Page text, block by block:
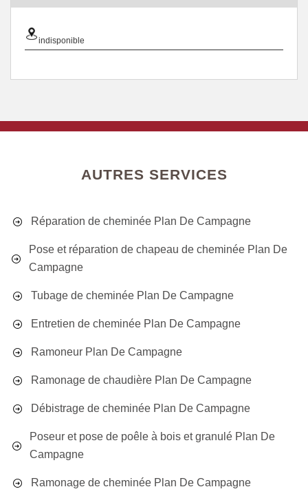
indisponible
AUTRES SERVICES
Réparation de cheminée Plan De Campagne
Pose et réparation de chapeau de cheminée Plan De
Campagne
Tubage de cheminée Plan De Campagne
Entretien de cheminée Plan De Campagne
Ramoneur Plan De Campagne
Ramonage de chaudière Plan De Campagne
Débistrage de cheminée Plan De Campagne
Poseur et pose de poêle à bois et granulé Plan De
Campagne
Ramonage de cheminée Plan De Campagne